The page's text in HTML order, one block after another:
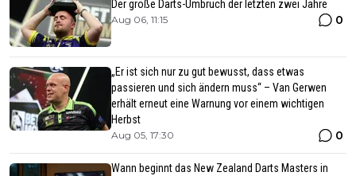
Der große Darts-Umbruch der letzten zwei Jahre
Aug 06, 11:15 0
„Er ist sich nur zu gut bewusst, dass etwas
passieren und sich ändern muss“ – Van Gerwen
erhält erneut eine Warnung vor einem wichtigen
Herbst
Aug 05, 17:30 0
Wann beginnt das New Zealand Darts Masters in